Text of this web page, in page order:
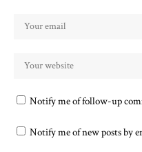
Notify me of follow-up
Notify me of new posts by